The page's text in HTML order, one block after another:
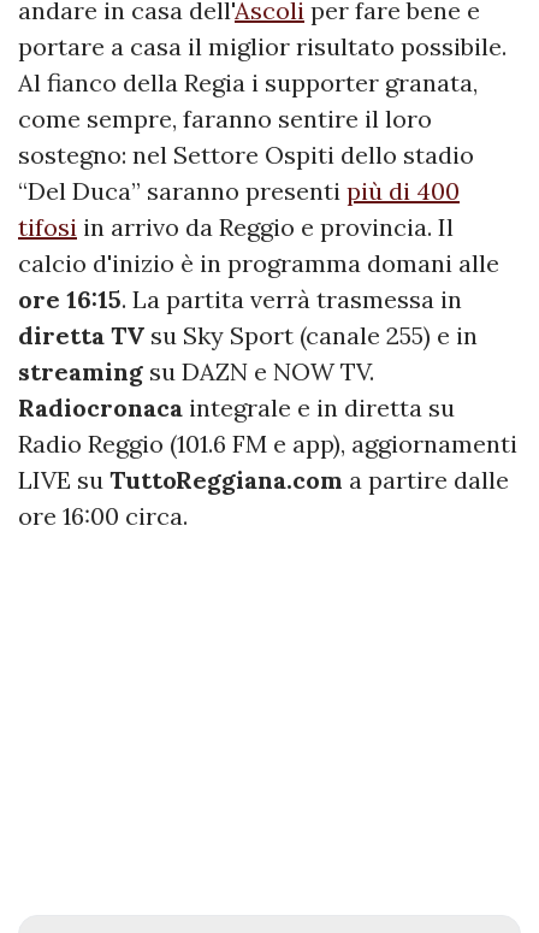
andare in casa dell'Ascoli per fare bene e
portare a casa il miglior risultato possibile.
Al fianco della Regia i supporter granata,
come sempre, faranno sentire il loro
sostegno: nel Settore Ospiti dello stadio
“Del Duca” saranno presenti più di 400
tifosi in arrivo da Reggio e provincia. Il
calcio d'inizio è in programma domani alle
ore 16:15. La partita verrà trasmessa in
diretta TV su Sky Sport (canale 255) e in
streaming su DAZN e NOW TV.
Radiocronaca integrale e in diretta su
Radio Reggio (101.6 FM e app), aggiornamenti
LIVE su TuttoReggiana.com a partire dalle
ore 16:00 circa.